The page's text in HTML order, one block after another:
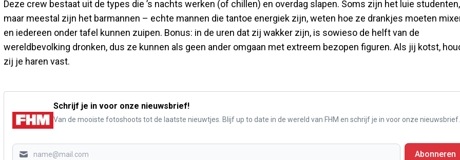
Deze crew bestaat uit de types die ’s nachts werken (of chillen) en overdag slapen. Soms zijn het luie studenten,
maar meestal zijn het barmannen – echte mannen die tantoe energiek zijn, weten hoe ze drankjes moeten
en iedereen onder tafel kunnen zuipen. Bonus: in de uren dat zij wakker zijn, is sowieso de helft van de
wereldbevolking dronken, dus ze kunnen als geen ander omgaan met extreem bezopen figuren. Als jij kotst,
zij je haren vast.
Schrijf je in voor onze nieuwsbrief!
Van de mooiste fotoshoots tot de laatste nieuwtjes. Blijf up to date in de wereld van FHM en schrijf je in voor onze nieuwsbrief.
Abonneren